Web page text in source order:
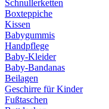
Schnullerketten
Boxteppiche
Kissen
Babygummis
Handpflege
Baby-Kleider
Baby-Bandanas
Beilagen
Geschirre für Kinder
Fußtaschen